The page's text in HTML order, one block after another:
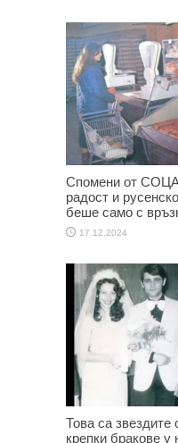
Спомени от
радост и
беше само с
17.12.2024
Това са звездите
крепки бракове у